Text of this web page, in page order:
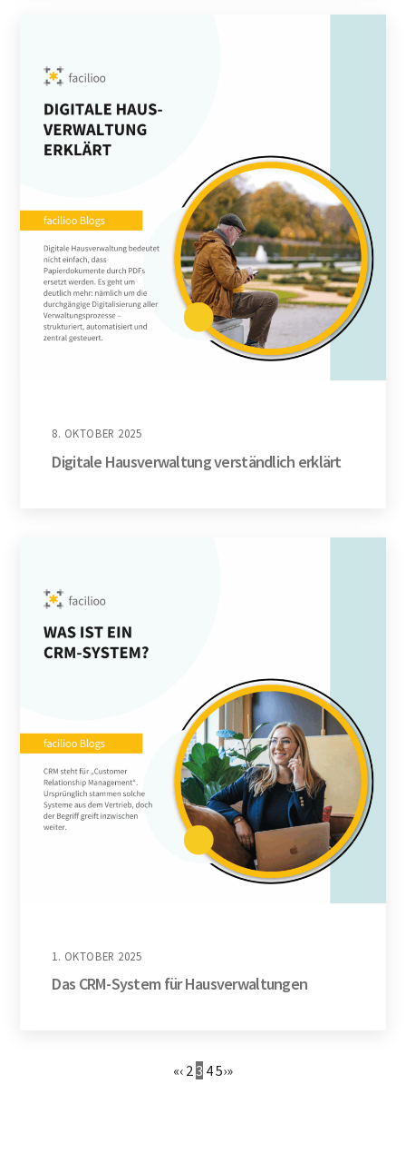
8. OKTOBER 2025
Digitale Hausverwaltung verständlich erklärt
1. OKTOBER 2025
Das CRM-System für Hausverwaltungen
«‹ 2 3 45›»